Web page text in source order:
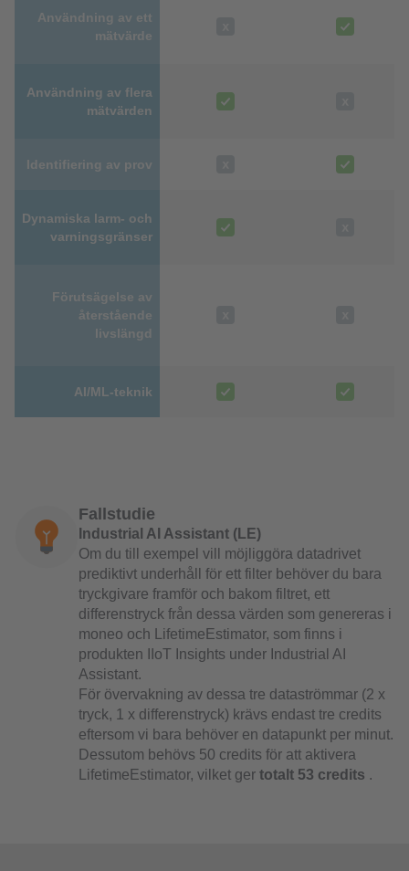
Användning av ett
mätvärde
Användning av flera
mätvärden
Identifiering av prov
Dynamiska larm- och
varningsgränser
Förutsägelse av
återstående
livslängd
AI/ML-teknik
Fallstudie
Industrial AI Assistant (LE)
Om du till exempel vill möjliggöra datadrivet
prediktivt underhåll för ett filter behöver du bara
tryckgivare framför och bakom filtret, ett
differenstryck från dessa värden som genereras i
moneo och LifetimeEstimator, som finns i
produkten IIoT Insights under Industrial AI
Assistant.
För övervakning av dessa tre dataströmmar (2 x
tryck, 1 x differenstryck) krävs endast tre credits
eftersom vi bara behöver en datapunkt per minut.
Dessutom behövs 50 credits för att aktivera
LifetimeEstimator, vilket ger totalt 53 credits .